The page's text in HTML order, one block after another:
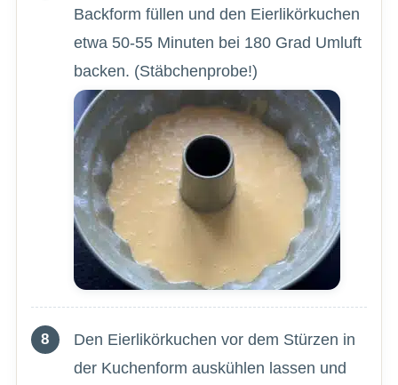
Backform füllen und den Eierlikörkuchen
etwa 50-55 Minuten bei 180 Grad Umluft
backen. (Stäbchenprobe!)
Den Eierlikörkuchen vor dem Stürzen in
der Kuchenform auskühlen lassen und